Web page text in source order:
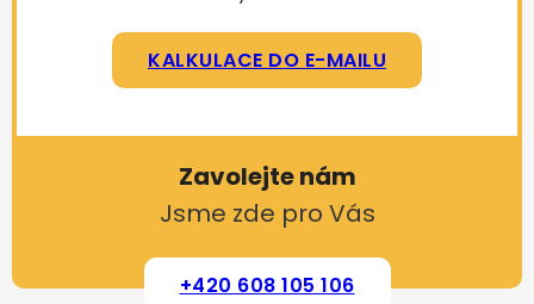
KALKULACE DO E-MAILU
Zavolejte nám
Jsme zde pro Vás
+420 608 105 106